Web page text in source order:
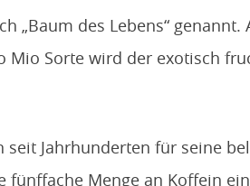
„Baum des Lebens“
Mio Sorte wird der exotisch
seit Jahrhunderten für seine
fünffache Menge an Koffein